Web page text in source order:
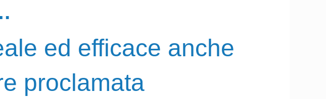
ed efficace anche
proclamata